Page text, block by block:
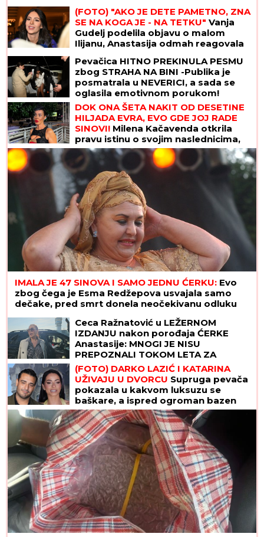
(FOTO) "AKO JE DETE PAMETNO, ZNA
SE NA KOGA JE - NA TETKU" Vanja
Gudelj podelila objavu o malom
Ilijanu, Anastasija odmah reagovala
Pevačica HITNO PREKINULA PESMU
zbog STRAHA NA BINI -Publika je
posmatrala u NEVERICI, a sada se
oglasila emotivnom porukom!
DOK ONA ŠETA NAKIT OD DESETINE
HILJADA EVRA, EVO GDE JOJ RADE
SINOVI! Milena Kačavenda otkrila
pravu istinu o svojim naslednicima,
jedan je na primorju
IMALA JE 47 SINOVA I SAMO JEDNU ĆERKU: Evo
zbog čega je Esma Redžepova usvajala samo
dečake, pred smrt donela neočekivanu odluku
Ceca Ražnatović u LEŽERNOM
IZDANJU nakon porođaja ĆERKE
Anastasije: MNOGI JE NISU
PREPOZNALI TOKOM LETA ZA
SRBIJU! (FOTO)
(FOTO) DARKO LAZIĆ I KATARINA
UŽIVAJU U DVORCU Supruga pevača
pokazala u kakvom luksuzu se
baškare, a ispred ogroman bazen